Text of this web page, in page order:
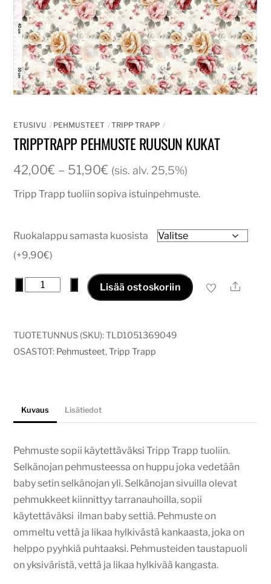
ETUSIVU PEHMUSTEET TRIPP TRAPP
TRIPPTRAPP PEHMUSTE RUUSUN KUKAT
42,00€ – 51,90€ Hintaluokka:
-
(sis. alv. 25,5%)
Tripp Trapp tuoliin sopiva istuinpehmuste.
Ruokalappu samasta kuosista
(+9,90€)
tripptrapp
kukat
määrä
Lisää ostoskoriin Ale
TUOTETUNNUS (SKU):TLD1051369049
OSASTOT: Pehmusteet,Tripp Trapp
Kuvaus Lisätiedot
Pehmuste sopii käytettäväksi Tripp Trapp tuoliin.
Selkänojan pehmusteessa on huppu joka vedetään
baby setin selkänojan yli. Selkänojan sivuilla olevat
pehmukkeet kiinnittyy tarranauhoilla, sopii
käytettäväksi ilman baby settiä. Pehmuste on
ommeltu vettä ja likaa hylkivästä kankaasta, joka on
helppo pyyhkiä puhtaaksi. Pehmusteiden taustapuoli
on yksiväristä, vettä ja likaa hylkivää kangasta.